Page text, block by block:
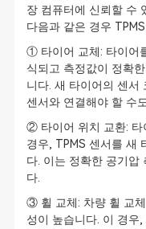
장 컴퓨터에 신뢰할 수
다음과 같은 경우
① 타이어 교체: 타이어
식되고 측정값이 정확
니다. 새 타이어의 센서
센서와 연결해야 할 수
② 타이어 위치 교환: 타
경우, TPMS 센서를 새
다. 이는 정확한 공기압
다.
③ 휠 교체: 차량 휠 교
성이 높습니다. 이 경우